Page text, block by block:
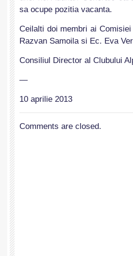
sa ocupe pozitia vacanta.
Ceilalti doi membri ai
Razvan Samoila si Ec. Eva
Consiliul Director al Clubului
—
10 aprilie 2013
Comments are closed.